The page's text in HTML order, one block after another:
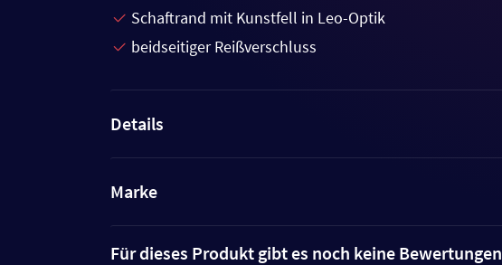
Schaftrand mit Kunstfell in Leo-Optik
beidseitiger Reißverschluss
Details
Marke
Für dieses Produkt gibt es noch keine Bewertungen